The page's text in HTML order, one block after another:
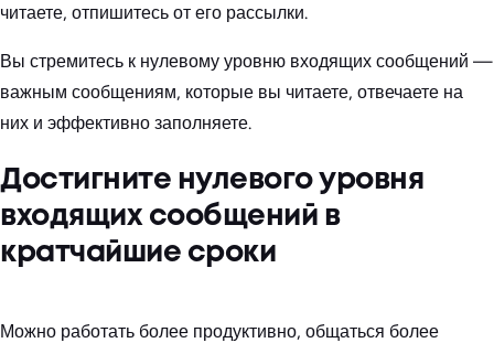
читаете, отпишитесь от его рассылки.
Вы стремитесь к нулевому уровню входящих сообщений —
важным сообщениям, которые вы читаете, отвечаете на
них и эффективно заполняете.
Достигните нулевого уровня
входящих сообщений в
кратчайшие сроки
Можно работать более продуктивно, общаться более